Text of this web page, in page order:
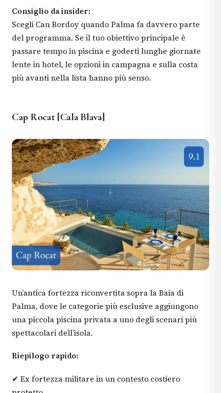
Consiglio da insider:
Scegli Can Bordoy quando Palma fa davvero parte
del programma. Se il tuo obiettivo principale è
passare tempo in piscina e goderti lunghe giornate
lente in hotel, le opzioni in campagna e sulla costa
più avanti nella lista hanno più senso.
Cap Rocat [Cala Blava]
Un’antica fortezza riconvertita sopra la Baia di
Palma, dove le categorie più esclusive aggiungono
una piccola piscina privata a uno degli scenari più
spettacolari dell’isola.
Riepilogo rapido:
✔ Ex fortezza militare in un contesto costiero